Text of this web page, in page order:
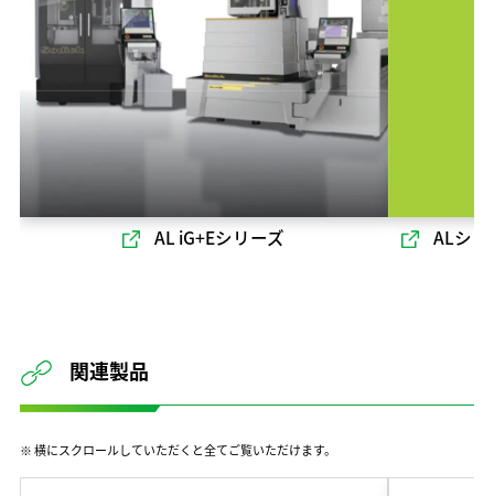
AL iG+Eシリーズ ALシ
関連製品
※ 横にスクロールしていただくと全てご覧いただけます。